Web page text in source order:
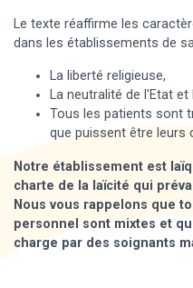
Le texte réaffirme les
dans les établissements de
La liberté religieuse,
La neutralité de l'Etat
Tous les patients sont
que puissent être leurs
Notre établissement est
charte de la laïcité qui
Nous vous rappelons que
personnel sont mixtes et
charge par des soignants